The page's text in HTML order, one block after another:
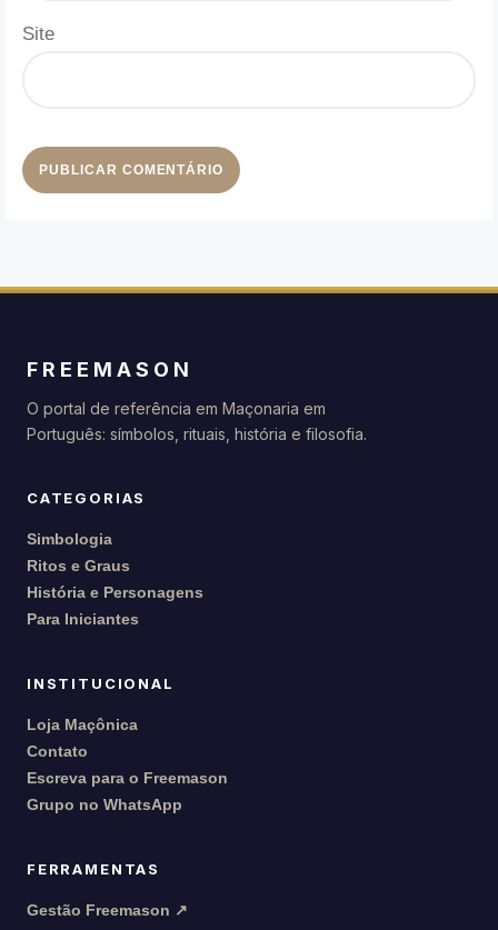
Site
FREEMASON
O portal de referência em Maçonaria em
Português: símbolos, rituais, história e filosofia.
CATEGORIAS
Simbologia
Ritos e Graus
História e Personagens
Para Iniciantes
INSTITUCIONAL
Loja Maçônica
Contato
Escreva para o Freemason
Grupo no WhatsApp
FERRAMENTAS
Gestão Freemason ↗